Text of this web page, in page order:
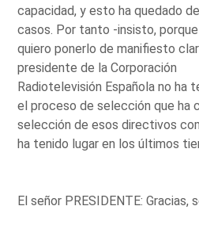
capacidad, y esto ha quedado
casos. Por tanto -insisto,
quiero ponerlo de manifiesto
presidente de la Corporación
Radiotelevisión Española no ha
el proceso de selección que ha
selección de esos directivos
ha tenido lugar en los últimos
El señor PRESIDENTE: Gracias,